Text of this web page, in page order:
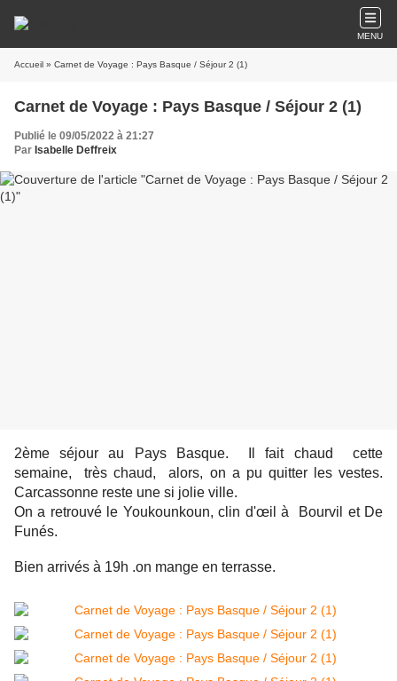
MENU
Accueil » Carnet de Voyage : Pays Basque / Séjour 2 (1)
Carnet de Voyage : Pays Basque / Séjour 2 (1)
Publié le 09/05/2022 à 21:27
Par Isabelle Deffreix
2ème séjour au Pays Basque. Il fait chaud cette
semaine, très chaud, alors, on a pu quitter les vestes.
Carcassonne reste une si jolie ville.
On a retrouvé le Youkounkoun, clin d'œil à Bourvil et De
Funés.
Bien arrivés à 19h .on mange en terrasse.